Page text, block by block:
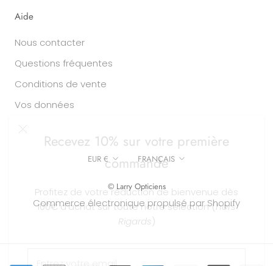
commande
100€ d'achat sur toute notre sélection (hors
Rigards)
Aide
Nous contacter
Questions fréquentes
Conditions de vente
Vos données
Devise
EUR € Langue
FRANÇAIS
© Larry Opticiens
Commerce électronique propulsé par Shopify